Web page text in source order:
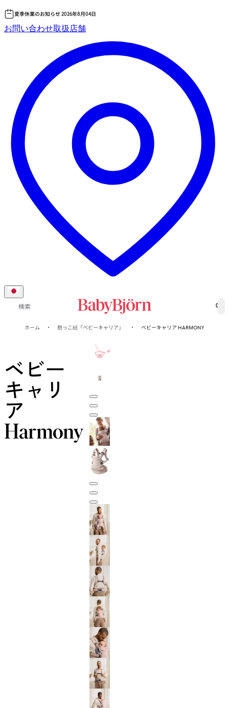
ン
ス
キッ
夏季休業のお知らせ 2026年8月04日
お問い合わせ取扱店舗
検索 0
ホーム 抱っこ紐「ベビーキャリア」 ベビーキャリア HARMONY
ベビー
キャリ
ア
Harmony
保証